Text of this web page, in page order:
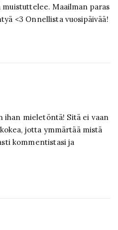
muistuttelee. Maailman paras
<3 Onnellista vuosipäivää!
ihan mieletöntä! Sitä ei vaan
jotta ymmärtää mistä
kommentistasi ja